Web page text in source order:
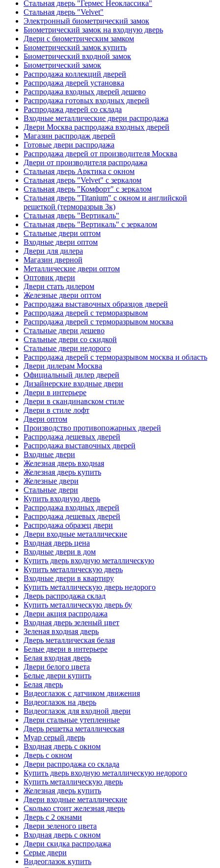
Стальная дверь "Гермес Неоклассика"
Стальная дверь "Velvet"
Электронный биометрический замок
Биометрический замок на входную дверь
Двери с биометрическим замком
Биометрический замок купить
Биометрический входной замок
Биометрический замок
Распродажа коллекций дверей
Распродажа дверей установка
Распродажа входных дверей дешево
Распродажа готовых входных дверей
Распродажа дверей со склада
Входные металлические двери распродажа
Двери Москва распродажа входных дверей
Магазин распродаж дверей
Готовые двери распродажа
Распродажа дверей от производителя Москва
Двери от производителя распродажа
Стальная дверь Арктика с окном
Стальная дверь "Velvet" с зеркалом
Стальная дверь "Комфорт" с зеркалом
Стальная дверь "Titanium" с окном и английской
решеткой (терморазрыв 3к)
Стальная дверь "Вертикаль"
Стальная дверь "Вертикаль" с зеркалом
Стальные двери оптом
Входные двери оптом
Двери для дилера
Магазин дверной
Металлические двери оптом
Оптовик двери
Двери стать дилером
Железные двери оптом
Распродажа выставочных образцов дверей
Распродажа дверей с терморазрывом
Распродажа дверей с терморазрывом москва
Стальные двери дешево
Стальные двери со скидкой
Стальные двери недорого
Распродажа дверей с терморазрывом москва и область
Двери дилерам Москва
Официальный дилер дверей
Дизайнерские входные двери
Двери в интерьере
Двери в скандинавском стиле
Двери в стиле лофт
Двери оптом
Производство противопожарных дверей
Распродажа дешевых дверей
Распродажа выставочных дверей
Входные двери
Железная дверь входная
Железная дверь купить
Железные двери
Стальные двери
Купить входную дверь
Распродажа входных дверей
Распродажа дешевых дверей
Распродажа образец двери
Двери входные металлические
Входная дверь цена
Входные двери в дом
Купить дверь входную металлическую
Купить металлическую дверь
Входные двери в квартиру
Купить металлическую дверь недорого
Дверь распродажа склад
Купить металлическую дверь бу
Двери акция распродажа
Входная дверь зеленый цвет
Зеленая входная дверь
Дверь металлическая белая
Белые двери в интерьере
Белая входная дверь
Двери белого цвета
Белые двери купить
Белая дверь
Видеоглазок с датчиком движения
Видеоглазок на дверь
Видеоглазок для входной двери
Двери стальные утепленные
Дверь решетка металлическая
Муар серый дверь
Входная дверь с окном
Дверь с окном
Двери распродажа со склада
Купить дверь входную металлическую недорого
Купить металлическую дверь
Железная дверь купить
Двери входные металлические
Сколько стоит железная дверь
Дверь с 2 окнами
Двери зеленого цвета
Входная дверь с окном
Двери скидка распродажа
Серые двери
Видеоглазок купить